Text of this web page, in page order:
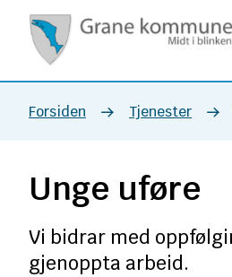
Du
her:
Forsiden Tjenester
Unge uføre
Vi bidrar med
gjenoppta arbeid.